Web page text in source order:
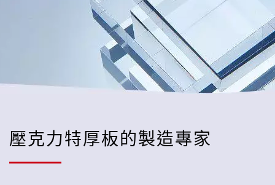
壓克力特厚板的製造專家